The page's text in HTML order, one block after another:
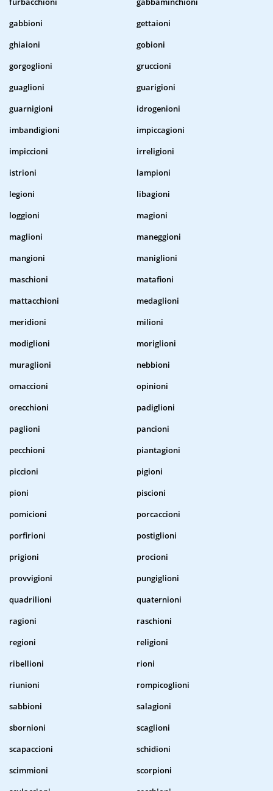
gabbioni
gettaioni
ghiaioni
gobioni
gorgoglioni
gruccioni
guaglioni
guarigioni
guarnigioni
idrogenioni
imbandigioni
impiccagioni
impiccioni
irreligioni
istrioni
lampioni
legioni
libagioni
loggioni
magioni
maglioni
maneggioni
mangioni
maniglioni
maschioni
matafioni
mattacchioni
medaglioni
meridioni
milioni
modiglioni
moriglioni
muraglioni
nebbioni
omaccioni
opinioni
orecchioni
padiglioni
paglioni
pancioni
pecchioni
piantagioni
piccioni
pigioni
pioni
piscioni
pomicioni
porcaccioni
porfirioni
postiglioni
prigioni
procioni
provvigioni
pungiglioni
quadrilioni
quaternioni
ragioni
raschioni
regioni
religioni
ribellioni
rioni
riunioni
rompicoglioni
sabbioni
salagioni
sbornioni
scaglioni
scapaccioni
schidioni
scimmioni
scorpioni